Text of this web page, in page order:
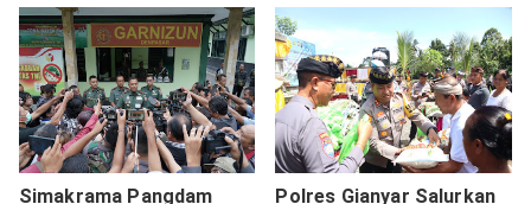
Simakrama Pangdam Polres Gianyar Salurkan